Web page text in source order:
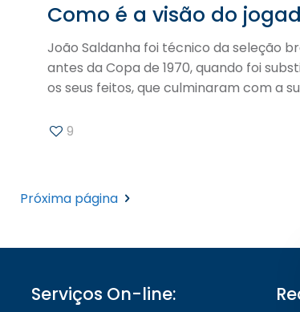
Como é a visão do
João Saldanha foi técnico da seleção
antes da Copa de 1970, quando foi
os seus feitos, que culminaram com a
9
Próxima página
Serviços On-line: